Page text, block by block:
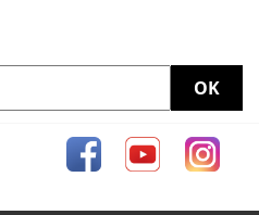
FacebookYouTube